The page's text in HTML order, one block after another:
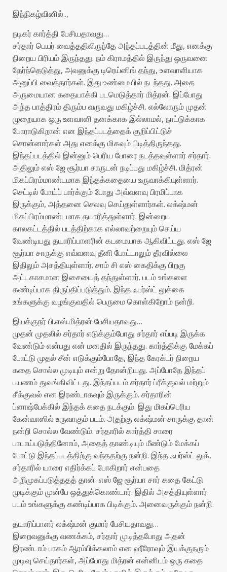
இந்நிகழ்வினில்..,
நடிகர் கார்த்தி பேசியதாவது…
சர்தார் பெயர் வைத்ததிலிருந்தே அந்தப்படத்தின் மீது, எனக்கு
நிறைய பிரியம் இருந்தது. நம் கிராமத்தில் இருந்து ஒருவனை
தேர்ந்தெடுத்து, அவனுக்கு டிரெய்னிங் தந்து, உளவாளியாக
அனுப்பி வைத்தார்கள். இது உண்மையில் நடந்தது. அதை
அருமையான கதையாக்கி படமெடுத்தார் மித்ரன். இப்போது
அந்த பாத்திரம் திரும்ப வருவது மகிழ்ச்சி. எல்லோரும் முதன்
முறையாக ஒரு உளவாளி தனக்காக இல்லாமல், நாட்டுக்காக
போராடுகிறான் என இந்தப்படத்தைக் குறிப்பிட்டுச்
சொன்னார்கள் அது எனக்கு மிகவும் பிடித்திருந்தது.
இந்தப்படத்தில் இன்னும் பெரிய போரை நடத்தவுள்ளார் சர்தார்.
அதிலும் எஸ் ஜே சூர்யா சாருடன் நடிப்பது மகிழ்ச்சி. மித்ரன்
மிகப்பிரம்மாண்டமாக இந்தக்கதையை உருவாக்கியுள்ளார்.
செட்டில் போய்ப் பார்க்கும் போது அவ்வளவு பிரமிப்பாக
இருக்கும், அத்தனை செலவு செய்துள்ளார்கள். லக்‌ஷ்மன்
மிகப்பிரம்மாண்டமாக தயாரித்துள்ளார். இன்றைய
காலகட்டத்தில் படத்திற்காக எல்லாவற்றையும் செய்ய
வேண்டியது தயாரிப்பாளரின் கடமையாக ஆகிவிட்டது. எஸ் ஜே
சூர்யா சாருக்கு எவ்வளவு தீனி போட்டாலும் தீரவில்லை
இதிலும் அசத்தியுள்ளார். சாம் சி எஸ் கைதிக்கு பிறகு
அட்டகாசமான இசையைத் தந்துள்ளார். படம் உங்களை
கண்டிப்பாக திருப்திப்படுத்தும். இந்த ஃபர்ஸ்ட் லுக்கை
உங்களுக்கு வழங்குவதில் பெருமை கொள்கிறோம் நன்றி.
இயக்குநர் பி.எஸ்.மித்ரன் பேசியதாவது…
முதன் முதலில் சர்தார் எடுக்கும்போது சர்தார் எப்படி இருக்க
வேண்டும் என்பது என் மனதில் இருந்தது. கார்த்திக்கு மேக்கப்
போட்டு முதல் சீன் எடுக்கும்போதே, இந்த கேரக்டர் நிறைய
கதை சொல்ல முடியும் என்று தோன்றியது. அப்போதே இந்தப்
பயணம் துவங்கிவிட்டது. இந்தப்படம் சர்தார் ப்ரீக்குவல் மற்றும்
சீக்குவல் என இரண்டாகவும் இருக்கும். சர்தாரின்
ப்ளாஷ்பேக்கில் இந்தக் கதை நடக்கும். இது மிகப்பெரிய
கேன்வாஸில் உருவாகும் படம். அதற்கு லக்‌ஷ்மன் சாருக்கு தான்
நன்றி சொல்ல வேண்டும். சர்தாரில் கார்த்தி சாரை
பாடாய்படுத்தினோம், அதைத் தாண்டியும் மீண்டும் மேக்கப்
போட்டு இந்தப்படத்திற்கு வந்ததற்கு நன்றி. இந்த ஃபர்ஸ்ட் லுக்,
சர்தாரில் யாரை எதிர்க்கப் போகிறார் என்பதை
அறிமுகப்படுத்ததத் தான். எஸ் ஜே சூர்யா சார் கதை கேட்டு
முடிக்கும் முன்பே ஒத்துக்கொண்டார். இதில் அசத்தியுள்ளார்.
படம் உங்களுக்கு கண்டிப்பாக பிடிக்கும். அனைவருக்கும் நன்றி.
தயாரிப்பாளர் லக்‌ஷ்மன் குமார் பேசியதாவது…
இறைவனுக்கு வணக்கம், சர்தார் முடித்தபோது அதன்
இரண்டாம் பாகம் ஆரம்பிக்கலாம் என ஹீரோவும் இயக்குநரும்
முடிவு செய்தார்கள், அப்போது மித்ரன் என்னிடம் ஒரு கதை